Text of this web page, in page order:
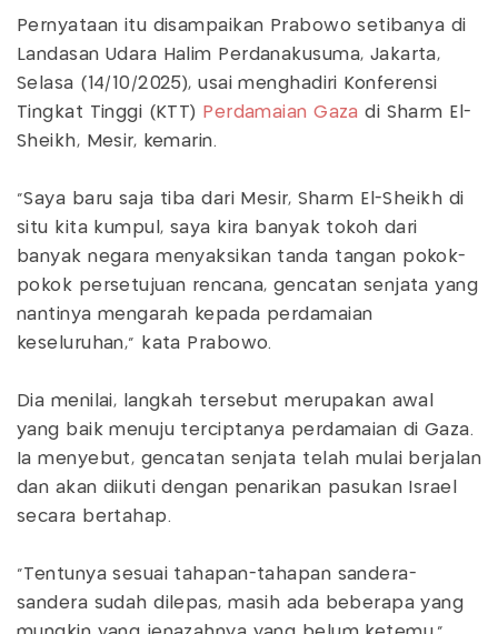
Pernyataan itu disampaikan Prabowo setibanya di
Landasan Udara Halim Perdanakusuma, Jakarta,
Selasa (14/10/2025), usai menghadiri Konferensi
Tingkat Tinggi (KTT) Perdamaian Gaza di Sharm El-
Sheikh, Mesir, kemarin.
"Saya baru saja tiba dari Mesir, Sharm El-Sheikh di
situ kita kumpul, saya kira banyak tokoh dari
banyak negara menyaksikan tanda tangan pokok-
pokok persetujuan rencana, gencatan senjata yang
nantinya mengarah kepada perdamaian
keseluruhan," kata Prabowo.
Dia menilai, langkah tersebut merupakan awal
yang baik menuju terciptanya perdamaian di Gaza.
Ia menyebut, gencatan senjata telah mulai berjalan
dan akan diikuti dengan penarikan pasukan Israel
secara bertahap.
"Tentunya sesuai tahapan-tahapan sandera-
sandera sudah dilepas, masih ada beberapa yang